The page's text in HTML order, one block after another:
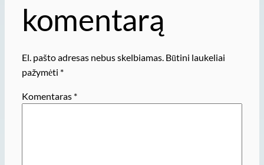
komentarą
El. pašto adresas nebus skelbiamas. Būtini laukeliai
pažymėti *
Komentaras *